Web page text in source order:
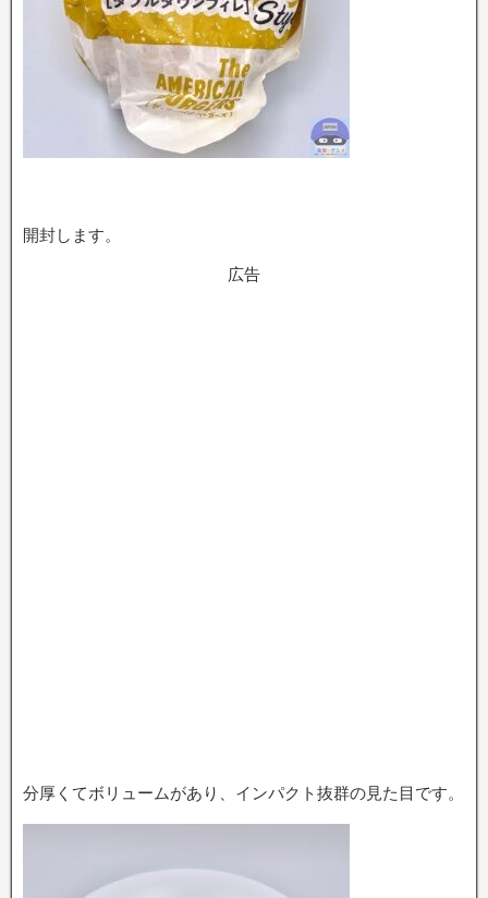
開封します。
広告
分厚くてボリュームがあり、インパクト抜群の見た目です。